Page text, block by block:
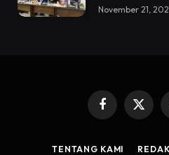
November 21,
Facebook
X
TENTANG KAMI